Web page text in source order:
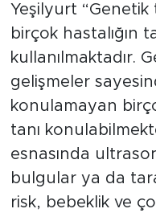
Yeşilyurt
birçok hastalığın
kullanılmaktadır.
gelişmeler
konulamayan
tanı
esnasında
bulgular ya da
risk, bebeklik ve